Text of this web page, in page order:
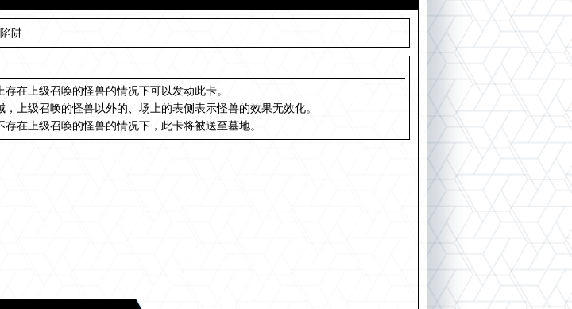
阱
在上级召唤的怪兽的情况下可以发动此卡。
上级召唤的怪兽以外的、场上的表侧表示怪兽的效果无效化。
在上级召唤的怪兽的情况下，此卡将被送至墓地。